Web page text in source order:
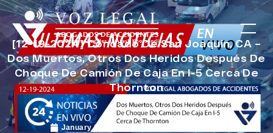
[12-19-2024] Condado De San Joaquin, CA –
Dos Muertos, Otros Dos Heridos Después De
Choque De Camión De Caja En I-5 Cerca De
Thornton
January 20, 2025